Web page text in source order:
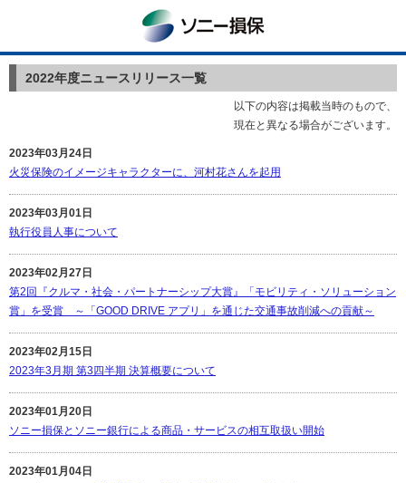
2022年度ニュースリリース一覧
以下の内容は掲載当時のもので、
現在と異なる場合がございます。
2023年03月24日
火災保険のイメージキャラクターに、河村花さんを起用
2023年03月01日
執行役員人事について
2023年02月27日
第2回『クルマ・社会・パートナーシップ大賞』「モビリティ・ソリューション
賞」を受賞 ～「GOOD DRIVE アプリ」を通じた交通事故削減への貢献～
2023年02月15日
2023年3月期 第3四半期 決算概要について
2023年01月20日
ソニー損保とソニー銀行による商品・サービスの相互取扱い開始
2023年01月04日